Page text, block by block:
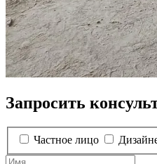
Запросить
Частное лицо